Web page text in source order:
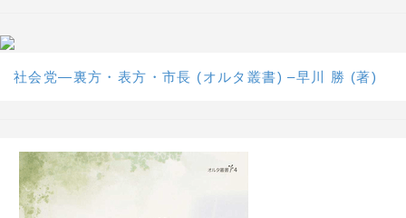
社会党―裏方・表方・市長 (オルタ叢書) –早川 勝 (著)